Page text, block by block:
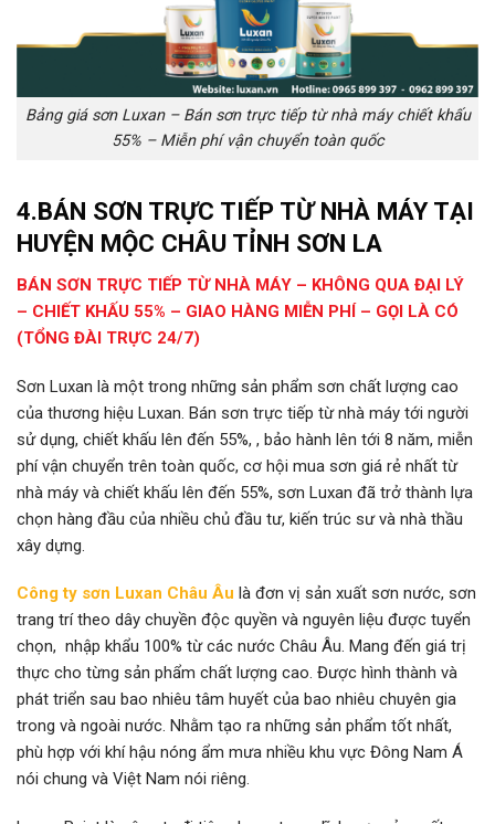
Bảng giá sơn Luxan – Bán sơn trực tiếp từ nhà máy chiết khấu
55% – Miễn phí vận chuyển toàn quốc
4.BÁN SƠN TRỰC TIẾP TỪ NHÀ MÁY TẠI
HUYỆN MỘC CHÂU TỈNH SƠN LA
BÁN SƠN TRỰC TIẾP TỪ NHÀ MÁY – KHÔNG QUA ĐẠI LÝ
– CHIẾT KHẤU 55% – GIAO HÀNG MIỄN PHÍ – GỌI LÀ CÓ
(TỔNG ĐÀI TRỰC 24/7)
Sơn Luxan là một trong những sản phẩm sơn chất lượng cao
của thương hiệu Luxan. Bán sơn trực tiếp từ nhà máy tới người
sử dụng, chiết khấu lên đến 55%, , bảo hành lên tới 8 năm, miễn
phí vận chuyển trên toàn quốc, cơ hội mua sơn giá rẻ nhất từ
nhà máy và chiết khấu lên đến 55%, sơn Luxan đã trở thành lựa
chọn hàng đầu của nhiều chủ đầu tư, kiến trúc sư và nhà thầu
xây dựng.
Công ty sơn Luxan Châu Âu là đơn vị sản xuất sơn nước, sơn
trang trí theo dây chuyền độc quyền và nguyên liệu được tuyển
chọn, nhập khẩu 100% từ các nước Châu Âu. Mang đến giá trị
thực cho từng sản phẩm chất lượng cao. Được hình thành và
phát triển sau bao nhiêu tâm huyết của bao nhiêu chuyên gia
trong và ngoài nước. Nhằm tạo ra những sản phẩm tốt nhất,
phù hợp với khí hậu nóng ẩm mưa nhiều khu vực Đông Nam Á
nói chung và Việt Nam nói riêng.